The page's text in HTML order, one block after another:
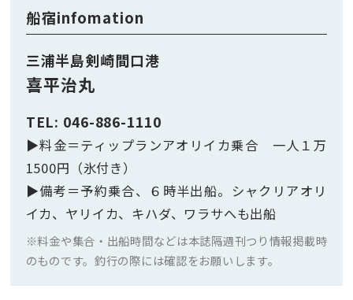
船宿infomation
三浦半島剣崎間口港
喜平治丸
TEL: 046-886-1110
▶︎料金＝ティップランアオリイカ乗合 一人１万
1500円（氷付き）
▶︎備考＝予約乗合、６時半出船。シャクリアオリ
イカ、ヤリイカ、キハダ、ワラサへも出船
※料金や集合・出船時間などは本誌隔週刊つり情報掲載時
のものです。釣行の際には確認をお願いします。